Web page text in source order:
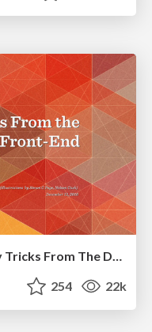
Responsive Adventures: Dirty Tricks From The Dark Corners of Front-End
254 22k